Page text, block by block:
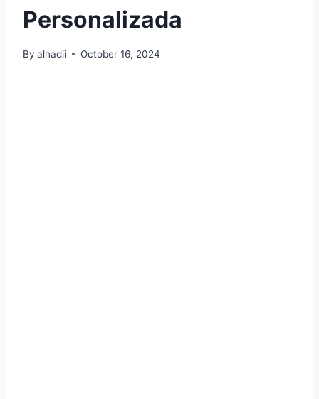
Personalizada
By alhadii October 16, 2024